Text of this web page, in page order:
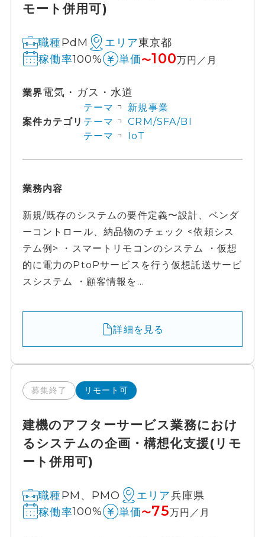
モート併用可)
職種PdM エリア東京都
稼働率100% 単価〜100万円／月
業界電気・ガス・水道
案件カテゴリ
テーマ
新規事業
テーマ
CRM/SFA/BI
テーマ
IoT
業務内容
新規/既存のシステムの要件定義〜設計、ベンダ
ーコントロール、納品物のチェック <依頼シス
テム例> ・スマートリモコンのシステム ・仮想
的に電力のPtoPサービスを行う仮想託送サービ
スシステム ・顧客情報を...
詳細を見る
募集終了 リモート可
建機のアフターサービス業務におけ
るシステムの企画・構想化支援(リモ
ート併用可)
職種PM、PMO エリア兵庫県
稼働率100% 単価〜75万円／月